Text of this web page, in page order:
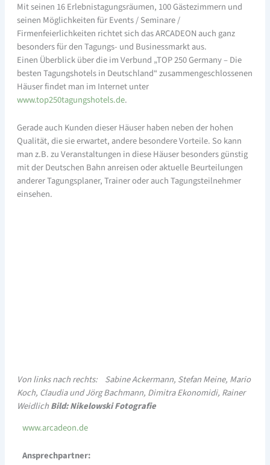
Mit seinen 16 Erlebnistagungsräumen, 100 Gästezimmern und
seinen Möglichkeiten für Events / Seminare /
Firmenfeierlichkeiten richtet sich das ARCADEON auch ganz
besonders für den Tagungs- und Businessmarkt aus.
Einen Überblick über die im Verbund „TOP 250 Germany – Die
besten Tagungshotels in Deutschland“ zusammengeschlossenen
Häuser findet man im Internet unter
www.top250tagungshotels.de.
Gerade auch Kunden dieser Häuser haben neben der hohen
Qualität, die sie erwartet, andere besondere Vorteile. So kann
man z.B. zu Veranstaltungen in diese Häuser besonders günstig
mit der Deutschen Bahn anreisen oder aktuelle Beurteilungen
anderer Tagungsplaner, Trainer oder auch Tagungsteilnehmer
einsehen.
Von links nach rechts: Sabine Ackermann, Stefan Meine, Mario
Koch, Claudia und Jörg Bachmann, Dimitra Ekonomidi, Rainer
WeidlichBild: Nikelowski Fotografie
www.arcadeon.de
Ansprechpartner: